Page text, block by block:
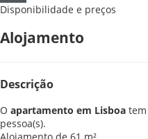
Disponibilidade e preços
Alojamento
Descrição
O apartamento em Lisboa
pessoa(s).